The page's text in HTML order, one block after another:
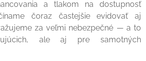
a tlakom na dostupnosť
čoraz častejšie evidovať aj
za veľmi nebezpečné — a to
ale aj pre samotných